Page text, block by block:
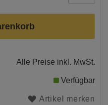
Alle Preise inkl. MwSt.
Verfügbar
Artikel merken